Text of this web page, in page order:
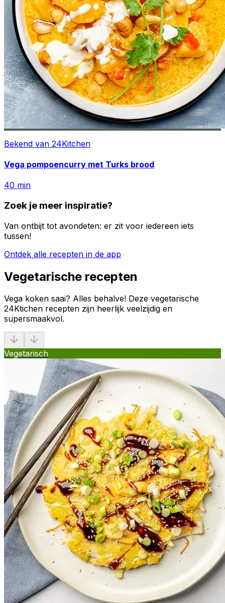
Bekend van 24Kitchen
Vega pompoencurry met Turks brood
40 min
Zoek je meer inspiratie?
Van ontbijt tot avondeten: er zit voor iedereen iets
tussen!
Ontdek alle recepten in de app
Vegetarische recepten
Vega koken saai? Alles behalve! Deze vegetarische
24Ktichen recepten zijn heerlijk veelzijdig en
supersmaakvol.
Vegetarisch